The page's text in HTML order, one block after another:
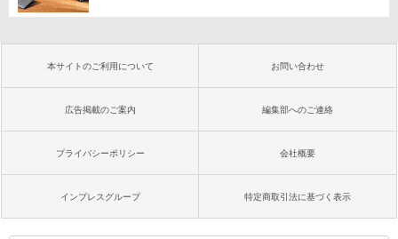
本サイトのご利用について お問い合わせ
広告掲載のご案内 編集部へのご連絡
プライバシーポリシー 会社概要
インプレスグループ 特定商取引法に基づく表示